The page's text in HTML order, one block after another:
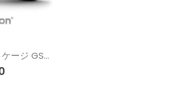
CRAZY IRON スタントケージ GSX-R600/GSX-R750 (08-10)